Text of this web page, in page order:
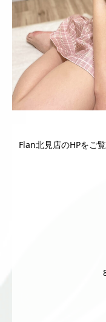
Flan北見店のHPをご